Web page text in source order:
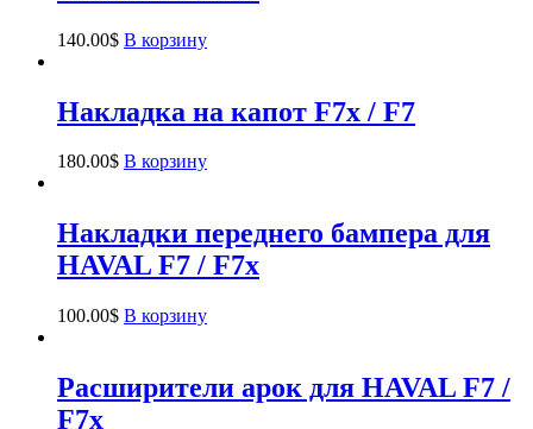
140.00$ В корзину
Накладка на капот F7x / F7
180.00$ В корзину
Накладки переднего бампера для
HAVAL F7 / F7x
100.00$ В корзину
Расширители арок для HAVAL F7 /
F7x